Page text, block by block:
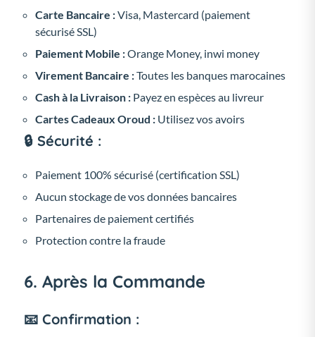
Carte Bancaire :Visa, Mastercard (paiement
sécurisé SSL)
Paiement Mobile :Orange Money, inwi money
Virement Bancaire :Toutes les banques marocaines
Cash à la Livraison : Payez en espèces au livreur
Cartes Cadeaux Oroud : Utilisez vos avoirs
🔒 Sécurité :
Paiement 100% sécurisé (certification SSL)
Aucun stockage de vos données bancaires
Partenaires de paiement certifiés
Protection contre la fraude
6. Après la Commande
📧 Confirmation :